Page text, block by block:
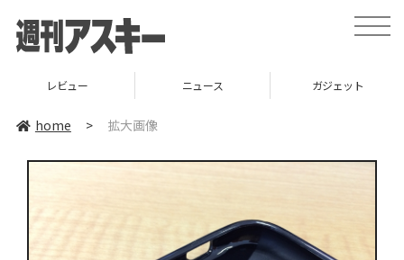
toggle
レビュー ニュース ガジェット
home > 拡大画像